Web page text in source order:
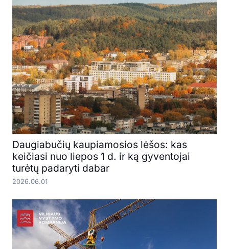
Daugiabučių kaupiamosios lėšos: kas
keičiasi nuo liepos 1 d. ir ką gyventojai
turėtų padaryti dabar
2026.06.01